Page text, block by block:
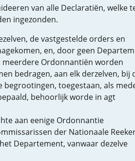
van alle Declaratiën, welke
ingezonden.
de vastgestelde orders en
en, door geen
Ordonnantiën worden
bedragen, aan elk derzelven, bij
begrootingen, toegestaan, als
behoorlijk worde in agt
aan eenige Ordonnantie
der Nationaale
Departement, vanwaar dezelve